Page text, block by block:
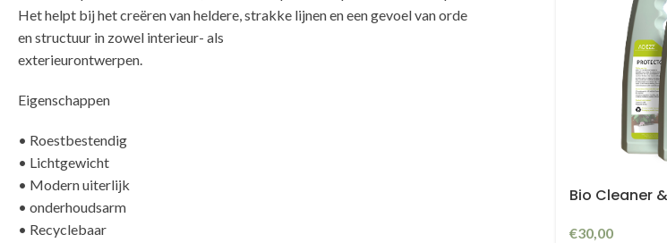
Het helpt bij het creëren van heldere, strakke lijnen en een gevoel van orde
en structuur in zowel interieur- als
Eigenschappen
• Roestbestendig
• Lichtgewicht
• Modern uiterlijk
• onderhoudsarm
• Recyclebaar
Bio Cleaner
€30,00